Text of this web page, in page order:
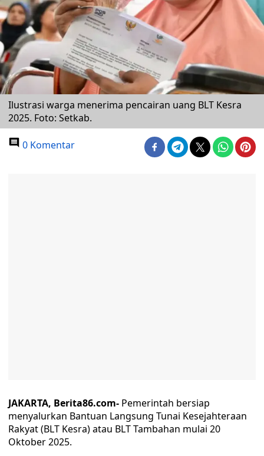
Ilustrasi warga menerima pencairan uang BLT Kesra
2025. Foto: Setkab.
0 Komentar
JAKARTA, Berita86.com- Pemerintah bersiap
menyalurkan Bantuan Langsung Tunai Kesejahteraan
Rakyat (BLT Kesra) atau BLT Tambahan mulai 20
Oktober 2025.